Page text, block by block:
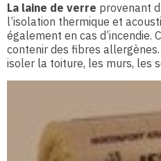
La laine de verre provenant
l’isolation thermique et
également en cas d’incendie.
contenir des fibres
isoler la toiture, les murs, les